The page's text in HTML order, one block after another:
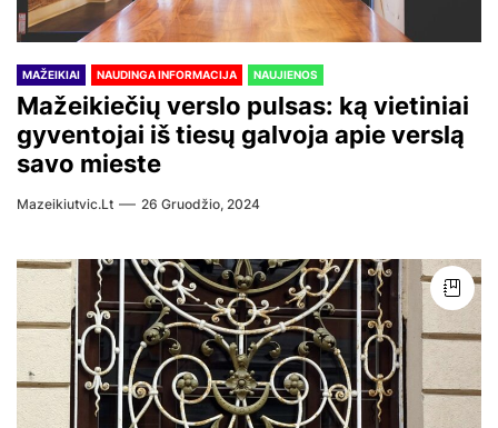
MAŽEIKIAI NAUDINGA INFORMACIJA NAUJIENOS
Mažeikiečių verslo pulsas: ką vietiniai
gyventojai iš tiesų galvoja apie verslą
savo mieste
Mazeikiutvic.lt 26 Gruodžio, 2024